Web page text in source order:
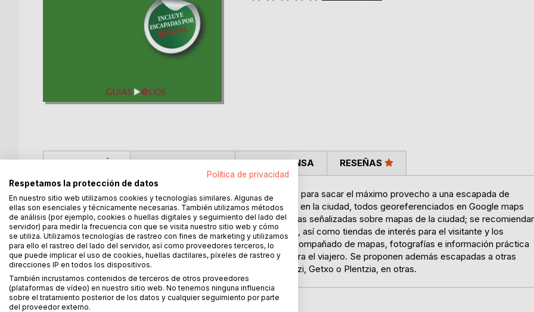
DESCRIPCIÓN
Esta guía de Bilbao recopila lo mejor de la capital bizkaina, para sacar el máximo provecho a una escapada de
varios días. Se detallan los puntos de imprescindible visita en la ciudad, todos georeferenciados en Google maps
para acceder desde cualquier punto; se proponen dos rutas señalizadas sobre mapas de la ciudad; se
restaurantes especialmente seleccionados para esta guía, así como tiendas de interés para el visitante y los
principales eventos que tienen lugar en la ciudad. Todo acompañado de mapas, fotografías e información práctica
sobre como moverse por la ciudad y otros datos útiles para el viajero. Se proponen además escapadas a otras
localidades turísticas bizkainas como Portugalete, Santurtzi, Getxo o Plentzia, en otras.
SOBRE EL AUTOR EN LA PRENSA RESEÑAS
Política de privacidad
Respetamos la protección de datos
En nuestro sitio web utilizamos cookies y tecnologías similares. Algunas de
ellas son esenciales y técnicamente necesarias. También utilizamos métodos
de análisis (por ejemplo, cookies o huellas digitales y seguimiento del lado del
servidor) para medir la frecuencia con que se visita nuestro sitio web y cómo
se utiliza. Utilizamos tecnologías de rastreo con fines de marketing y utilizamos
para ello el rastreo del lado del servidor, así como proveedores terceros, lo
que puede implicar el uso de cookies, huellas dactilares, píxeles de rastreo y
direcciones IP en todos los dispositivos.
También incrustamos contenidos de terceros de otros proveedores
(plataformas de vídeo) en nuestro sitio web. No tenemos ninguna influencia
sobre el tratamiento posterior de los datos y cualquier seguimiento por parte
del proveedor externo.